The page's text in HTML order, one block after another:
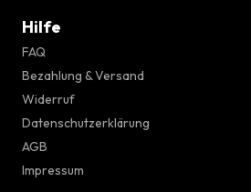
Hilfe
FAQ
Bezahlung & Versand
Widerruf
Datenschutzerklärung
AGB
Impressum